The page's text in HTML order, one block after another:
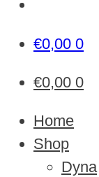
€0,00 0
€0,00 0
Home
Shop
Dyna